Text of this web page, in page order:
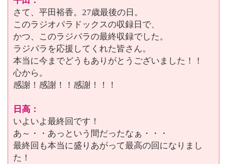
さて、平田裕香。27歳最後の日。
このラジオパラドックスの収録日で、
かつ、このラジパラの最終収録でした。
ラジパラを応援してくれた皆さん。
本当に今までどうもありがとうございました！！
心から。
感謝！感謝！！感謝！！！
日高：
いよいよ最終回です！
あ～・・あっという間だったなぁ・・・
最終回も本当に盛りあがって最高の回になりまし
た！